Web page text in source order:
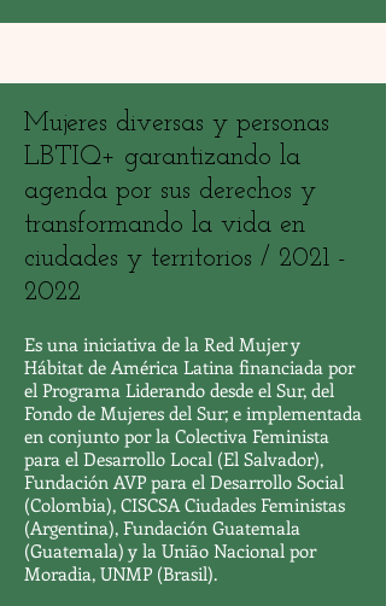
Mujeres diversas y personas
LBTIQ+ garantizando la
agenda por sus derechos y
transformando la vida en
ciudades y territorios / 2021 -
2022
Es una iniciativa de la Red Mujer y
Hábitat de América Latina financiada por
el Programa Liderando desde el Sur, del
Fondo de Mujeres del Sur​; e implementada
en conjunto por la Colectiva Feminista
para el Desarrollo Local (El Salvador),
Fundación AVP para el Desarrollo Social
(Colombia), CISCSA Ciudades Feministas
(Argentina), Fundación Guatemala
(Guatemala) y la União Nacional por
Moradia, UNMP (Brasil).